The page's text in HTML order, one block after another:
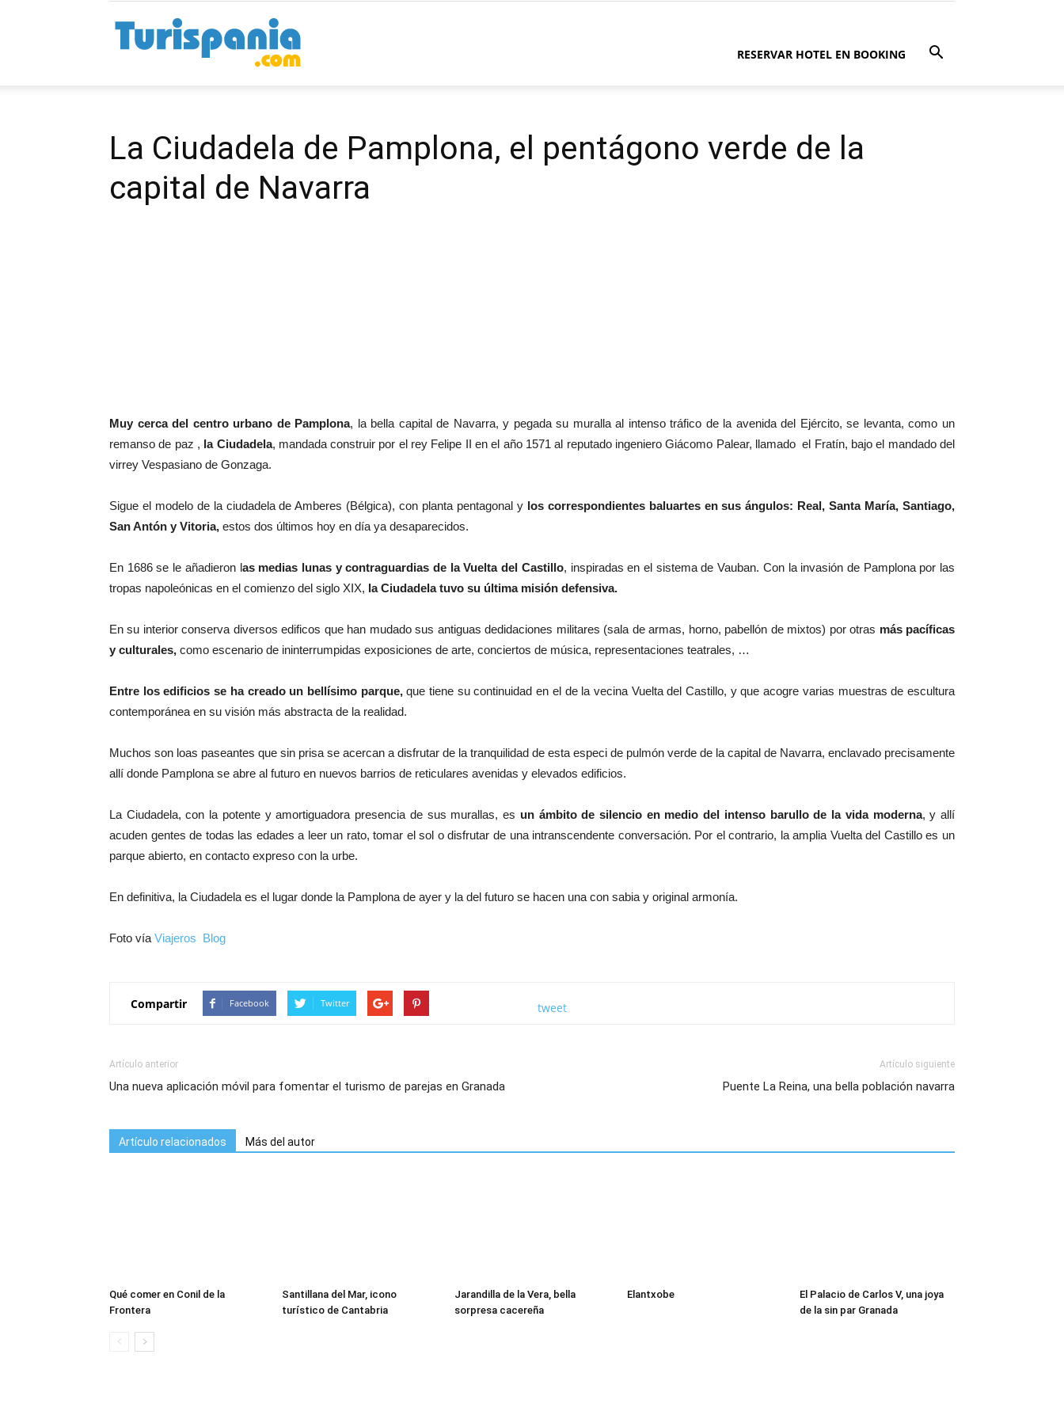
RESERVAR HOTEL EN BOOKING
La Ciudadela de Pamplona, el pentágono verde de la
capital de Navarra
Muy cerca del centro urbano de Pamplona, la bella capital de Navarra, y pegada su muralla al intenso tráfico de la avenida del Ejército, se levanta, como un
remanso de paz , la Ciudadela, mandada construir por el rey Felipe II en el año 1571 al reputado ingeniero Giácomo Palear, llamado el Fratín, bajo el mandado del
virrey Vespasiano de Gonzaga.
Sigue el modelo de la ciudadela de Amberes (Bélgica), con planta pentagonal y los correspondientes baluartes en sus ángulos: Real, Santa María, Santiago,
San Antón y Vitoria, estos dos últimos hoy en día ya desaparecidos.
En 1686 se le añadieron las medias lunas y contraguardias de la Vuelta del Castillo, inspiradas en el sistema de Vauban. Con la invasión de Pamplona por las
tropas napoleónicas en el comienzo del siglo XIX, la Ciudadela tuvo su última misión defensiva.
En su interior conserva diversos edificos que han mudado sus antiguas dedidaciones militares (sala de armas, horno, pabellón de mixtos) por otras más pacíficas
y culturales, como escenario de ininterrumpidas exposiciones de arte, conciertos de música, representaciones teatrales, …
Entre los edificios se ha creado un bellísimo parque,que tiene su continuidad en el de la vecina Vuelta del Castillo, y que acogre varias muestras de escultura
contemporánea en su visión más abstracta de la realidad.
Muchos son loas paseantes que sin prisa se acercan a disfrutar de la tranquilidad de esta especi de pulmón verde de la capital de Navarra, enclavado precisamente
allí donde Pamplona se abre al futuro en nuevos barrios de reticulares avenidas y elevados edificios.
La Ciudadela, con la potente y amortiguadora presencia de sus murallas, es un ámbito de silencio en medio del intenso barullo de la vida moderna, y allí
acuden gentes de todas las edades a leer un rato, tomar el sol o disfrutar de una intranscendente conversación. Por el contrario, la amplia Vuelta del Castillo es un
parque abierto, en contacto expreso con la urbe.
En definitiva, la Ciudadela es el lugar donde la Pamplona de ayer y la del futuro se hacen una con sabia y original armonía.
Foto vía Viajeros Blog
Compartir Facebook Twitter tweet
Artículo anterior
Una nueva aplicación móvil para fomentar el turismo de parejas en Granada
Artículo siguiente
Puente La Reina, una bella población navarra
Artículo relacionados Más del autor
Qué comer en Conil de la
Frontera
Santillana del Mar, icono
turístico de Cantabria
Jarandilla de la Vera, bella
sorpresa cacereña
Elantxobe
El Palacio de Carlos V, una joya
de la sin par Granada